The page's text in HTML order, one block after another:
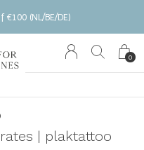
0
(NL/BE/DE)
| plaktattoo